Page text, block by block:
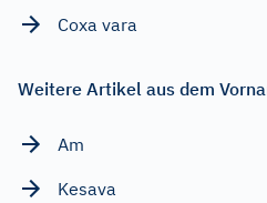
Coxa vara
Weitere Artikel aus dem
Am
Kesava